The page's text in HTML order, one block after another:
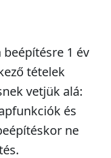
1 év
tételek
vetjük alá:
és
ne